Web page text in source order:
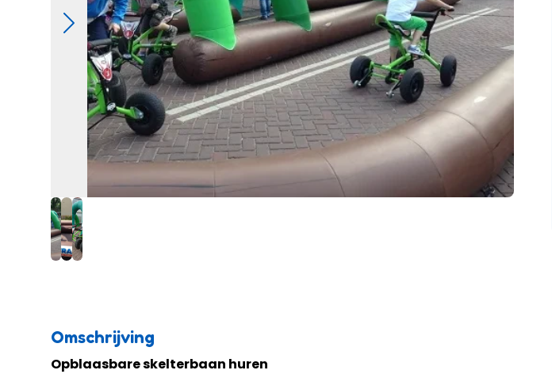
Omschrijving
Opblaasbare skelterbaan huren